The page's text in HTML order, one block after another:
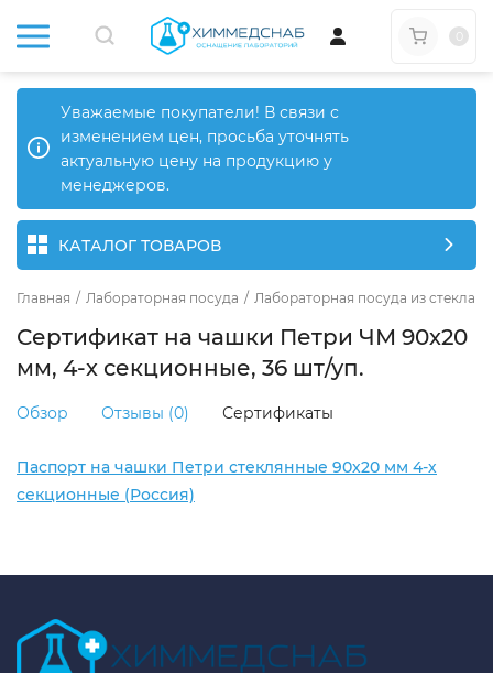
Уважаемые покупатели! В связи с
изменением цен, просьба уточнять
актуальную цену на продукцию у
менеджеров.
КАТАЛОГ ТОВАРОВ
Главная / Лабораторная посуда / Лабораторная посуда из стекла
Сертификат на чашки Петри ЧМ 90х20
мм, 4-х секционные, 36 шт/уп.
Обзор Отзывы (0) Сертификаты
Паспорт на чашки Петри стеклянные 90х20 мм 4-х
секционные (Россия)